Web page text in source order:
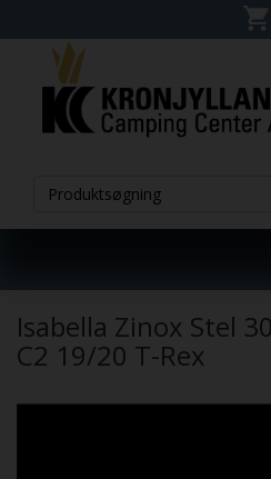
Isabella Zinox Stel
C2 19/20 T-Rex